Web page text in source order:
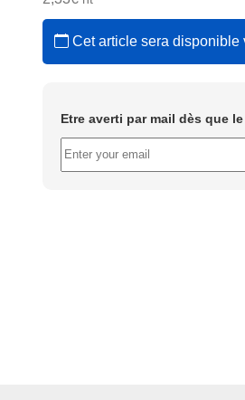
Cet article sera disponible
Etre averti par mail dès que